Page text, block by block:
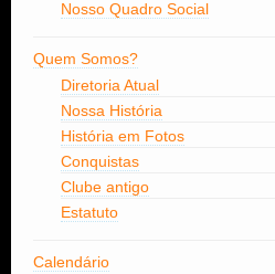
Nosso Quadro Social
Quem Somos?
Diretoria Atual
Nossa História
História em Fotos
Conquistas
Clube antigo
Estatuto
Calendário